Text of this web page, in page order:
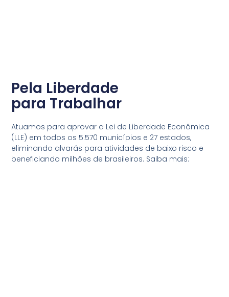
Pela Liberdade
para Trabalhar
Atuamos para aprovar a Lei de Liberdade Econômica
(LLE) em todos os 5.570 municípios e 27 estados,
eliminando alvarás para atividades de baixo risco e
beneficiando milhões de brasileiros. Saiba mais: